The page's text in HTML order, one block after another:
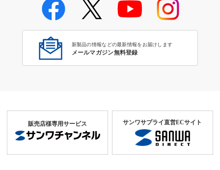
新製品の情報などの最新情報をお届けします
メールマガジン無料登録
販売店様専用サービス サンワサプライ直営ECサイト